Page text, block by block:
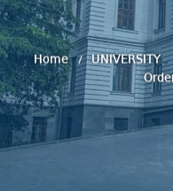
Home UNIVERSITY